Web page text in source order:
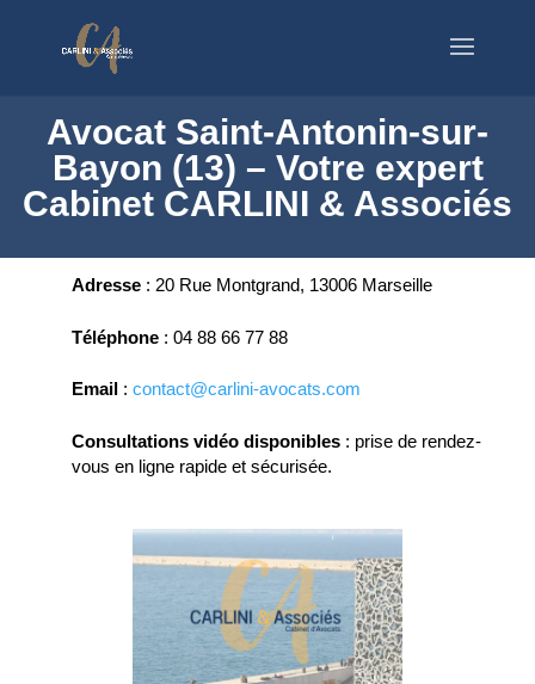
Avocat Saint-Antonin-sur-
Bayon (13) – Votre expert
Cabinet CARLINI & Associés
Adresse: 20 Rue Montgrand, 13006 Marseille
Téléphone: 04 88 66 77 88
Email: contact@carlini-avocats.com
Consultations vidéo disponibles: prise de rendez-
vous en ligne rapide et sécurisée.